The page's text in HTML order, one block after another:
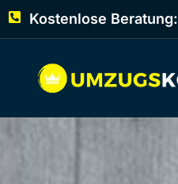
Kostenlose Beratung: